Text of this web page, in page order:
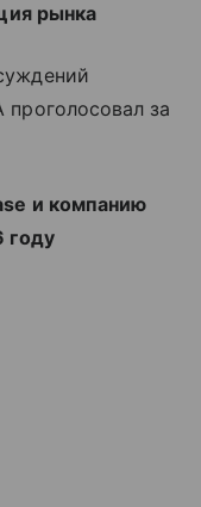
рынка
за
и компанию
году